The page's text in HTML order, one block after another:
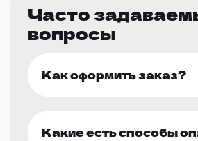
Часто
вопросы
Как оформить заказ?
Какие есть способы